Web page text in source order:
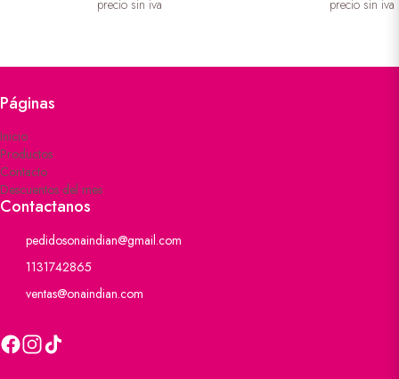
precio sin iva precio sin iva
Páginas
Inicio
Productos
Contacto
Descuentos del mes
Contactanos
pedidosonaindian@gmail.com
1131742865
ventas@onaindian.com